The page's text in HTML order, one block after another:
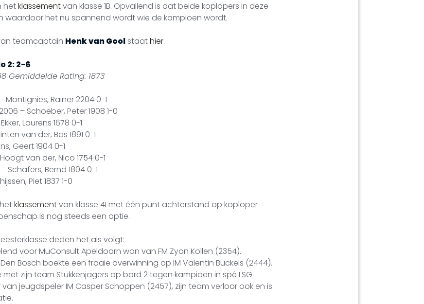
hetklassementvan klasse 1B. Opvallend is dat beide koplopers in deze
waardoor het nu spannend wordt wie de kampioen wordt.
teamcaptain Henk van Goolstaathier.
2: 2-6
Gemiddelde Rating: 1873
Montignies, Rainer 2204 0-1
– Schoeber, Peter 1908 1-0
Laurens 1678 0-1
van der, Bas 1891 0-1
Geert 1904 0-1
van der, Nico 1754 0-1
Schäfers, Bernd 1804 0-1
Piet 1837 1-0
klassementvan klasse 4I met één punt achterstand op koploper
is nog steeds een optie.
deden het als volgt:
voor MuConsult Apeldoorn won van FM Zyon Kollen (2354).
Den Bosch boekte een fraaie overwinning op IM Valentin Buckels (2444).
met zijn team Stukkenjagers op bord 2 tegen kampioen in spé LSG
jeugdspeler IM Casper Schoppen (2457), zijn team verloor ook en is